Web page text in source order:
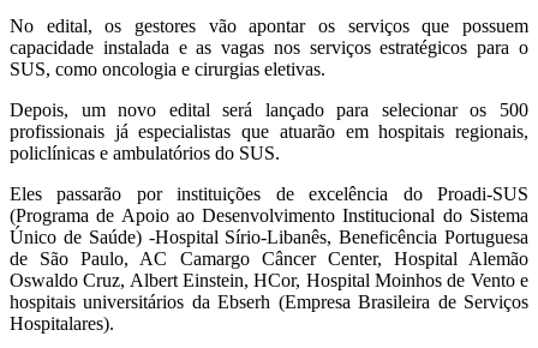
No edital, os gestores vão apontar os serviços que possuem
capacidade instalada e as vagas nos serviços estratégicos para o
SUS, como oncologia e cirurgias eletivas.
Depois, um novo edital será lançado para selecionar os 500
profissionais já especialistas que atuarão em hospitais regionais,
policlínicas e ambulatórios do SUS.
Eles passarão por instituições de excelência do Proadi-SUS
(Programa de Apoio ao Desenvolvimento Institucional do Sistema
Único de Saúde) -Hospital Sírio-Libanês, Beneficência Portuguesa
de São Paulo, AC Camargo Câncer Center, Hospital Alemão
Oswaldo Cruz, Albert Einstein, HCor, Hospital Moinhos de Vento e
hospitais universitários da Ebserh (Empresa Brasileira de Serviços
Hospitalares).